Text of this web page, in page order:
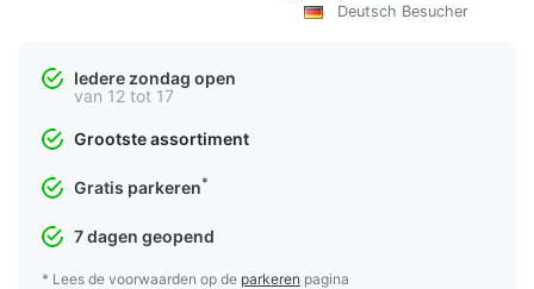
Deutsch Besucher
Iedere zondag open
van 12 tot 17
Grootste assortiment
Gratis parkeren*
7 dagen geopend
* Lees de voorwaarden op de parkeren pagina